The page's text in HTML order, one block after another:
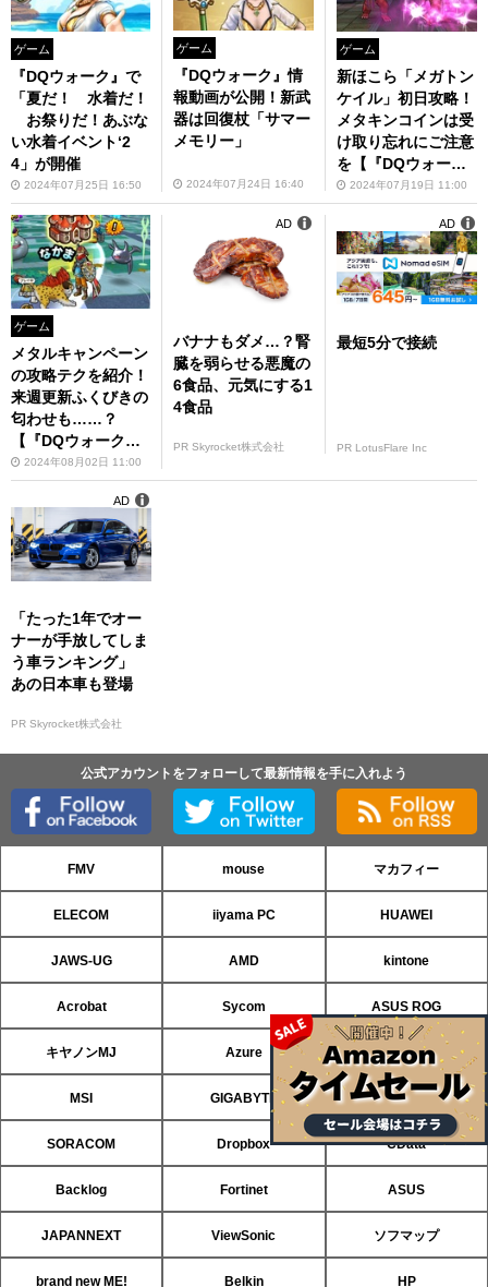
ゲーム
『DQウォーク』で
「夏だ！ 水着だ！
お祭りだ！あぶな
い水着イベント‘2
4」が開催
2024年07月25日 16:50
ゲーム
『DQウォーク』情
報動画が公開！新武
器は回復杖「サマー
メモリー」
2024年07月24日 16:40
ゲーム
新ほこら「メガトン
ケイル」初日攻略！
メタキンコインは受
け取り忘れにご注意
を【『DQウォー
ク』プレイ日記#10
2】
2024年07月19日 11:00
ゲーム
メタルキャンペーン
の攻略テクを紹介！
来週更新ふくびきの
匂わせも……？
【『DQウォーク』
プレイ日記#104】
2024年08月02日 11:00
バナナもダメ…？腎
臓を弱らせる悪魔の
6食品、元気にする1
4食品
PR Skyrocket株式会社
AD
最短5分で接続
PR LotusFlare Inc
AD
「たった1年でオー
ナーが手放してしま
う車ランキング」
あの日本車も登場
PR Skyrocket株式会社
AD
公式アカウントをフォローして最新情報を手に入れよう
FMV mouse マカフィー
ELECOM iiyama PC HUAWEI
JAWS-UG AMD kintone
Acrobat Sycom ASUS ROG
キヤノンMJ Azure パソコンSEVEN
MSI GIGABYTE ASRock
SORACOM Dropbox CData
Backlog Fortinet ASUS
JAPANNEXT ViewSonic ソフマップ
brand new ME! Belkin HP